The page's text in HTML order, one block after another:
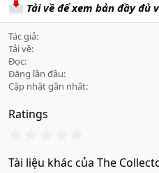
Tải về để xem bản đầy đủ
Tác giả
Tải về
Đọc
Đăng lần đầu
Cập nhật gần nhất
Ratings
0
0
Tài liệu khác của The